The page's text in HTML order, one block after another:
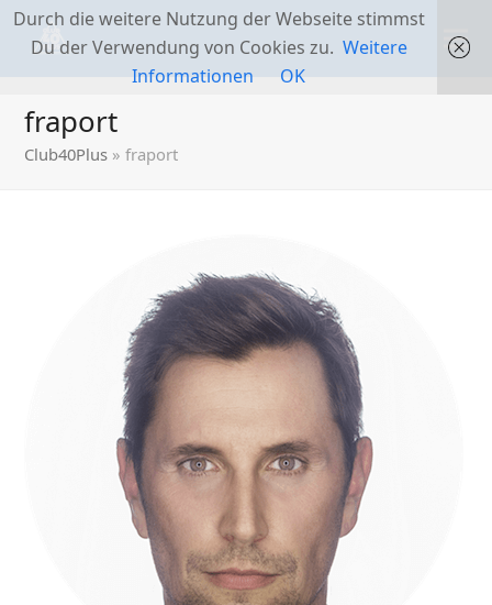
fraport
Club40Plus »fraport
Durch die weitere Nutzung der Webseite stimmst
Du der Verwendung von Cookies zu. Weitere
Informationen
OK